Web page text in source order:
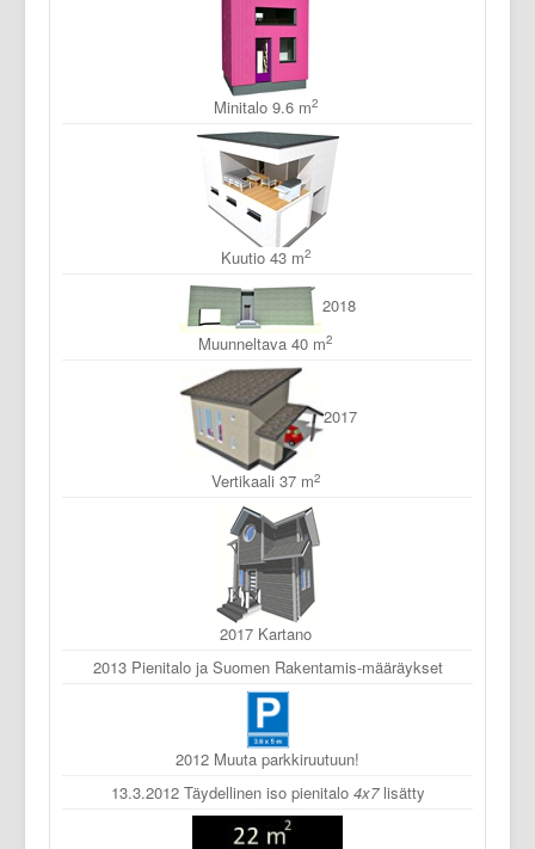
Minitalo 9.6 m2
Kuutio 43 m2
2018
Muunneltava 40 m2
2017
Vertikaali 37 m2
2017 Kartano
2013 Pienitalo ja Suomen Rakentamis-määräykset
2012 Muuta parkkiruutuun!
13.3.2012 Täydellinen iso pienitalo 4x7lisätty